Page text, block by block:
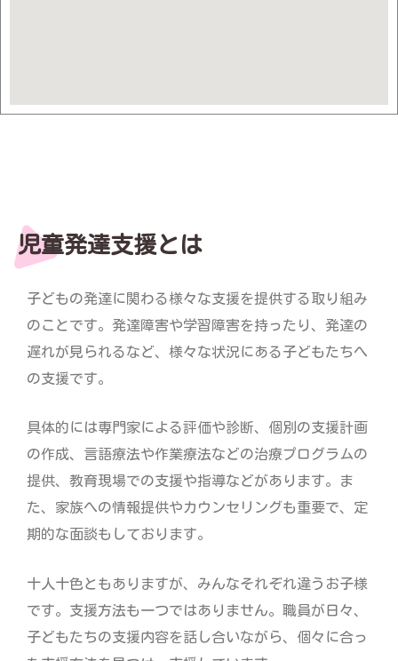
児童発達支援とは
子どもの発達に関わる様々な支援を提供する取り組み
のことです。発達障害や学習障害を持ったり、発達の
遅れが見られるなど、様々な状況にある子どもたちへ
の支援です。
具体的には専門家による評価や診断、個別の支援計画
の作成、言語療法や作業療法などの治療プログラムの
提供、教育現場での支援や指導などがあります。ま
た、家族への情報提供やカウンセリングも重要で、定
期的な面談もしております。
十人十色ともありますが、みんなそれぞれ違うお子様
です。支援方法も一つではありません。職員が日々、
子どもたちの支援内容を話し合いながら、個々に合っ